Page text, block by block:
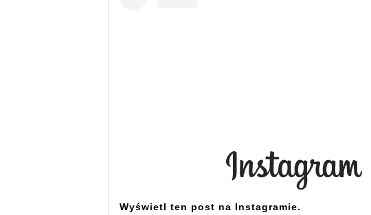
Wyświetl ten post na Instagramie.